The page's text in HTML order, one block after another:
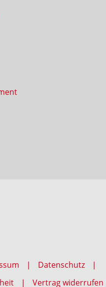
Datenschutz
Vertrag widerrufen